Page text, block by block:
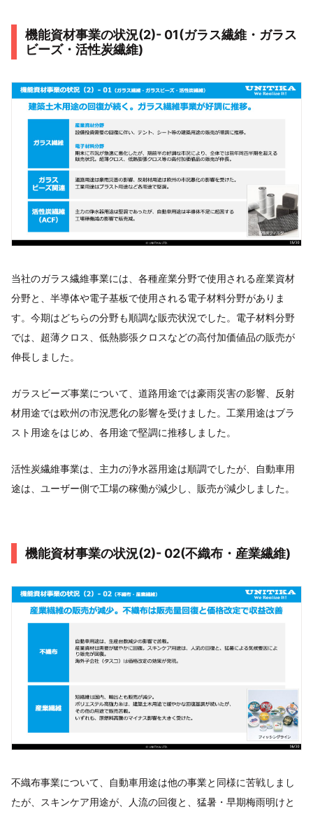
機能資材事業の状況(2)- 01(ガラス繊維・ガラス
ビーズ・活性炭繊維)
当社のガラス繊維事業には、各種産業分野で使用される産業資材
分野と、半導体や電子基板で使用される電子材料分野がありま
す。今期はどちらの分野も順調な販売状況でした。電子材料分野
では、超薄クロス、低熱膨張クロスなどの高付加価値品の販売が
伸長しました。
ガラスビーズ事業について、道路用途では豪雨災害の影響、反射
材用途では欧州の市況悪化の影響を受けました。工業用途はブラ
スト用途をはじめ、各用途で堅調に推移しました。
活性炭繊維事業は、主力の浄水器用途は順調でしたが、自動車用
途は、ユーザー側で工場の稼働が減少し、販売が減少しました。
機能資材事業の状況(2)- 02(不織布・産業繊維)
不織布事業について、自動車用途は他の事業と同様に苦戦しまし
たが、スキンケア用途が、人流の回復と、猛暑・早期梅雨明けと